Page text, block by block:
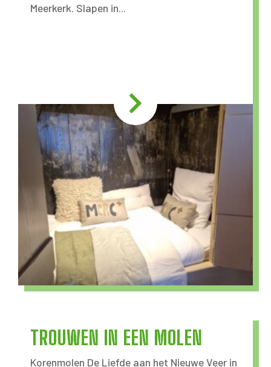
Meerkerk. Slapen in...
TROUWEN IN EEN MOLEN
Korenmolen De Liefde aan het Nieuwe Veer in